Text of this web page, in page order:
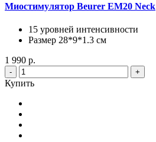
Миостимулятор Beurer EM20 Neck
15 уровней интенсивности
Размер 28*9*1.3 cм
1 990 р.
- +
Купить